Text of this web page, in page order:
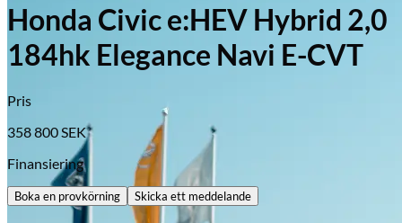
Honda Civic e:HEV Hybrid 2,0
184hk Elegance Navi E-CVT
Pris
358 800 SEK
Finansiering
Boka en provkörning Skicka ett meddelande